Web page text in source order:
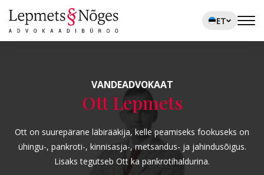
ET
VANDEADVOKAAT
Ott Lepmets
Ott on suurepärane läbirääkija, kelle peamiseks fookuseks on
ühingu-, pankroti-, kinnisasja-, metsandus- ja jahindusõigus.
Lisaks tegutseb Ott ka pankrotihaldurina.